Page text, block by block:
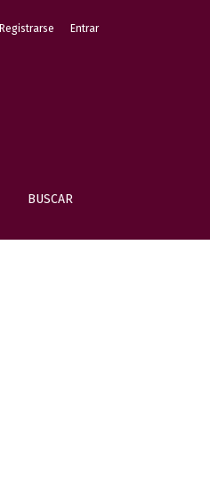
BUSCAR
Registrarse Entrar